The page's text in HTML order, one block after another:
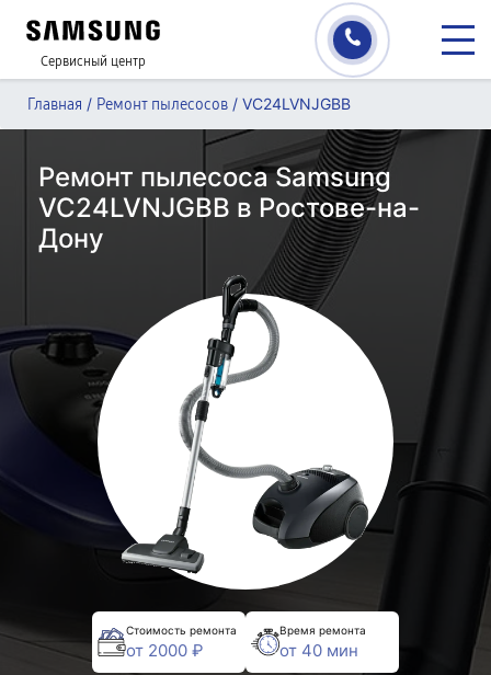
Сервисный центр
Главная / Ремонт пылесосов / VC24LVNJGBB
Ремонт пылесоса Samsung
VC24LVNJGBB в Ростове-на-
Дону
Стоимость ремонта
от 2000 ₽
Время ремонта
от 40 мин